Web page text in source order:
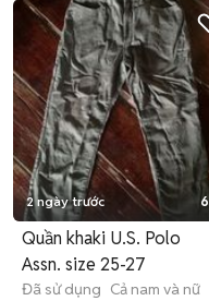
2 ngày trước 6
Quần khaki U.S. Polo
Assn. size 25-27
Đã sử dụng Cả nam và nữ